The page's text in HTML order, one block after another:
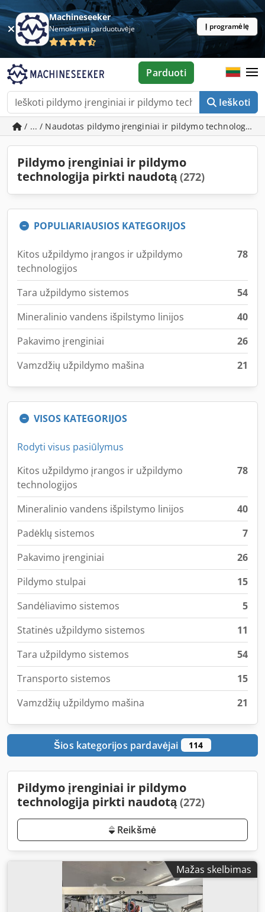
Machineseeker
Nemokamai parduotuvėje Į programėlę
Ieškoti
Parduoti
/ ... / Naudotas pildymo įrenginiai ir pildymo technologija
Pildymo įrenginiai ir pildymo
technologija pirkti naudotą(272)
POPULIARIAUSIOS KATEGORIJOS
Kitos užpildymo įrangos ir užpildymo
technologijos
78
Tara užpildymo sistemos
54
Mineralinio vandens išpilstymo linijos
40
Pakavimo įrenginiai
26
Vamzdžių užpildymo mašina
21
VISOS KATEGORIJOS
Rodyti visus pasiūlymus
Kitos užpildymo įrangos ir užpildymo
technologijos
78
Mineralinio vandens išpilstymo linijos
40
Padėklų sistemos
7
Pakavimo įrenginiai
26
Pildymo stulpai
15
Sandėliavimo sistemos
5
Statinės užpildymo sistemos
11
Tara užpildymo sistemos
54
Transporto sistemos
15
Vamzdžių užpildymo mašina
21
Šios kategorijos pardavėjai 114
Pildymo įrenginiai ir pildymo
technologija pirkti naudotą(272)
Reikšmė
Mažas skelbimas